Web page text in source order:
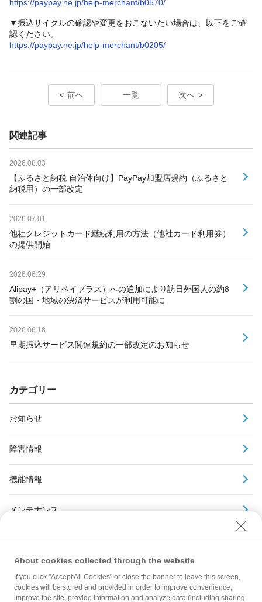
https://paypay.ne.jp/help-merchant/b0570/
▼振込サイクルの確認や変更をおこないたい場合は、以下をご確
認ください。
https://paypay.ne.jp/help-merchant/b0205/
前へ 一覧 次へ
関連記事
2026.08.03
【ふるさと納税 自治体向け】PayPay加盟店規約（ふるさと
納税用）の一部改定
2026.07.01
他社クレジットカード継続利用の方法（他社カード利用券）
の提供開始
2026.06.29
Alipay+（アリペイプラス）への追加により訪日外国人の約8
割の国・地域の決済サービスが利用可能に
2026.06.18
早期振込サービス関連規約の一部改定のお知らせ
カテゴリー
お知らせ
障害情報
機能情報
メンテナンス
About cookies collected through the website
If you click "Accept All Cookies" or close the banner to leave this screen,
cookies will be stored and provided in order to improve convenience,
improve the site, provide information and analyze data (including sharing